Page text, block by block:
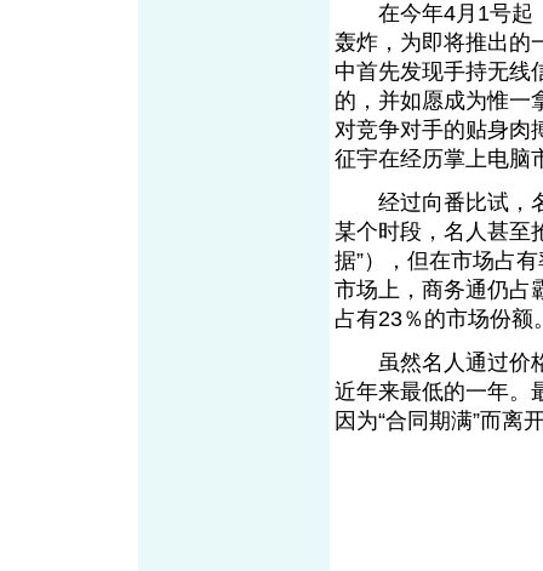
在今年4月1号起，
轰炸，为即将推出的
中首先发现手持无线
的，并如愿成为惟一
对竞争对手的贴身肉
征宇在经历掌上电脑
经过向番比试，名
某个时段，名人甚至
据”），但在市场占
市场上，商务通仍占
占有23％的市场份额
虽然名人通过价格
近年来最低的一年。
因为“合同期满”而离